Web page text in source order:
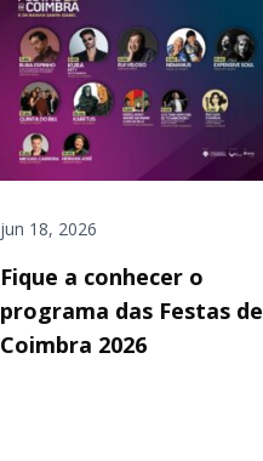
jun 18, 2026
Fique a conhecer o
programa das Festas de
Coimbra 2026